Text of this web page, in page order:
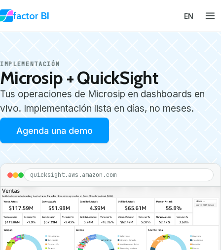
factor BI EN
IMPLEMENTACIÓN
Microsip + QuickSight
Tus operaciones de Microsip en dashboards en
vivo. Implementación lista en días, no meses.
Agenda una demo
quicksight.aws.amazon.com